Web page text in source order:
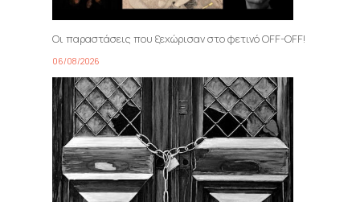
Οι παραστάσεις που ξεχώρισαν στο φετινό OFF-OFF!
06/08/2026